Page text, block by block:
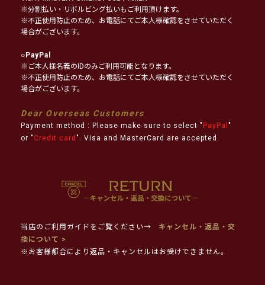
※分割払い・リボルビング払いもご利用頂けます。
※不正使用防止のため、お電話にてご本人様確認をさせていただく
場合がございます。
○PayPal
※ご本人様名義のIDのみご利用可能となります。
※不正使用防止のため、お電話にてご本人様確認をさせていただく
場合がございます。
Dear Overseas Customers
Payment method : Please make sure to select " PayPal "
or " Credit card ". Visa and MasterCard are accepted.
当店のご利用ガイドをご覧ください→
キャンセル・返品・交
換について >
※お客様都合により返品・キャンセルはお受けできません。